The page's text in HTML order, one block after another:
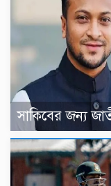
সাকিবের জন্য